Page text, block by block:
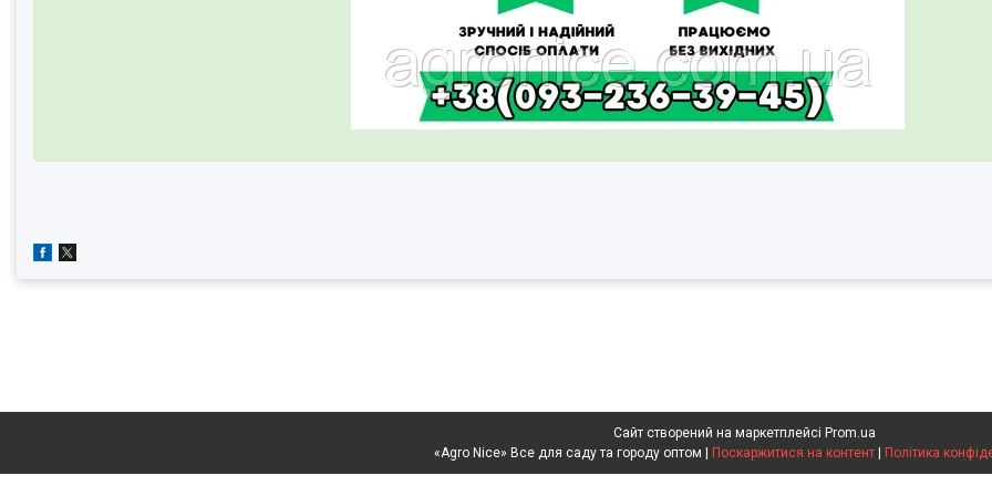
Сайт створений на маркетплейсі Prom.ua
«Agro Nice» Все для саду та городу оптом | Поскаржитися на контент | Політика